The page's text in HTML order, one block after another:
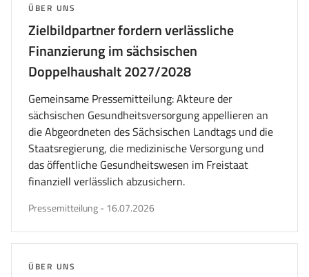
Zielbildpartner fordern verlässliche
Finanzierung im sächsischen
Doppelhaushalt 2027/2028
THEMA:
ÜBER UNS
Gemeinsame Pressemitteilung: Akteure der
sächsischen Gesundheitsversorgung appellieren an
die Abgeordneten des Sächsischen Landtags und die
Staatsregierung, die medizinische Versorgung und
das öffentliche Gesundheitswesen im Freistaat
finanziell verlässlich abzusichern.
Pressemitteilungveröffentlicht
- 16.07.2026
THEMA:
ÜBER UNS